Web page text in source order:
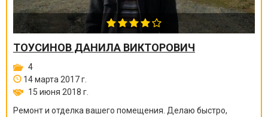
ТОУСИНОВ ДАНИЛА ВИКТОРОВИЧ
4
14 марта 2017 г.
15 июня 2018 г.
Ремонт и отделка вашего помещения. Делаю быстро,